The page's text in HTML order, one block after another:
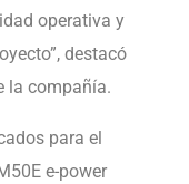
operativa y
destacó
la compañía.
para el
e-power